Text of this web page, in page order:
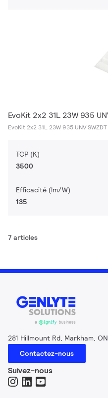
EvoKit 2x2 31L 23W 935
EvoKit 2x2 31L 23W 935 UNV
TCP (K)
3500
Efficacité (lm/W)
135
7 articles
281 Hillmount Rd, Markham,
Contactez-nous
Suivez-nous